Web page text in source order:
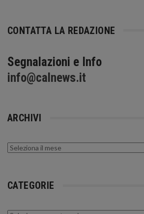
CONTATTA LA REDAZIONE
Segnalazioni e Info
info@calnews.it
ARCHIVI
Archivi
CATEGORIE